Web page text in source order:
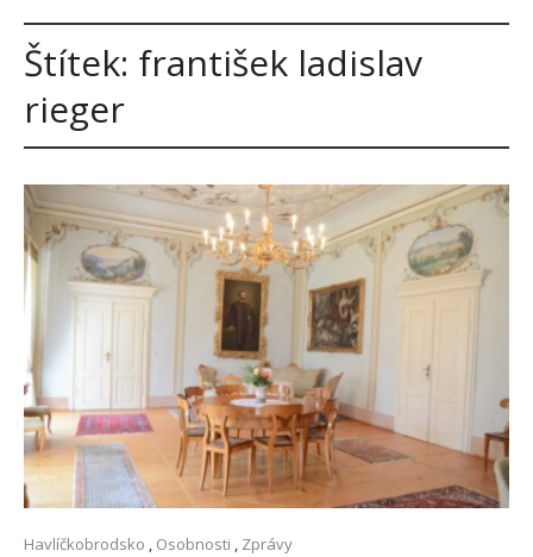
Štítek: františek ladislav
rieger
Havlíčkobrodsko Osobnosti Zprávy